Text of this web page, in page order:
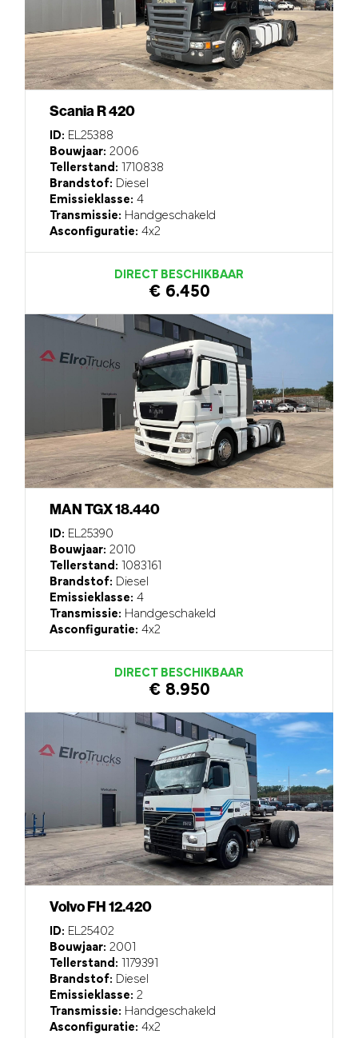
Scania R 420
ID: EL25388
Bouwjaar: 2006
Tellerstand: 1710838
Brandstof: Diesel
Emissieklasse: 4
Transmissie: Handgeschakeld
Asconfiguratie: 4x2
DIRECT BESCHIKBAAR
€ 6.450
MAN TGX 18.440
ID: EL25390
Bouwjaar: 2010
Tellerstand: 1083161
Brandstof: Diesel
Emissieklasse: 4
Transmissie: Handgeschakeld
Asconfiguratie: 4x2
DIRECT BESCHIKBAAR
€ 8.950
Volvo FH 12.420
ID: EL25402
Bouwjaar: 2001
Tellerstand: 1179391
Brandstof: Diesel
Emissieklasse: 2
Transmissie: Handgeschakeld
Asconfiguratie: 4x2